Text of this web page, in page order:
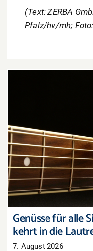
(Text: ZERBA
Pfalz/hv/mh;
Genüsse für alle
die
Genüsse für alle
kehrt in die
7. August 2026